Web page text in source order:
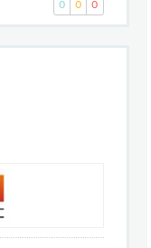
0 0 0